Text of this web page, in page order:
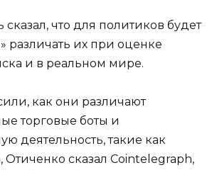
сказал, что для политиков будет
различать их при оценке
и в реальном мире.
как они различают
торговые боты и
деятельность, такие как
Отиченко сказал Cointelegraph,